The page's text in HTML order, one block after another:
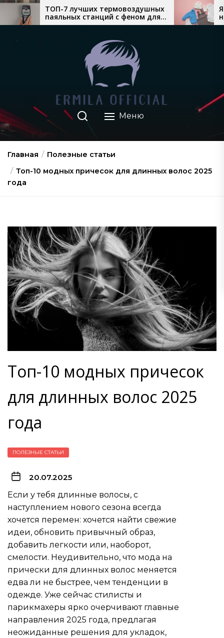
Перейтитермовоздушных
станций с феном для
монтажа
Який теплий дитячий
найкраще
взимку
Меню
Главная
Полезные статьи
Топ-10 модных причесок для длинных волос 2025
года
Топ-10 модных причесок
для длинных волос 2025
года
ПОЛЕЗНЫЕ СТАТЬИ
20.07.2025
Если у тебя длинные волосы, с
наступлением нового сезона всегда
хочется перемен: хочется найти свежие
идеи, обновить привычный образ,
добавить легкости или, наоборот,
смелости. Неудивительно, что мода на
прически для длинных волос меняется
едва ли не быстрее, чем тенденции в
одежде. Уже сейчас стилисты и
парикмахеры ярко очерчивают главные
направления 2025 года, предлагая
неожиданные решения для укладок,